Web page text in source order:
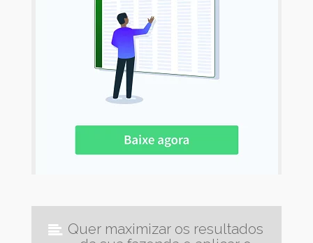
Quer maximizar os resultados